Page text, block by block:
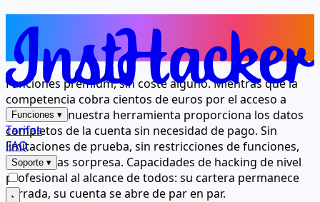
Funciones ▾
Tarifas
FAQ
Soporte ▾
Acceso completo a la cuenta, sin
coste alguno
Funciones premium, sin coste alguno. Mientras que la
competencia cobra cientos de euros por el acceso a
Instagram, nuestra herramienta proporciona los datos
completos de la cuenta sin necesidad de pago. Sin
limitaciones de prueba, sin restricciones de funciones,
sin facturas sorpresa. Capacidades de hacking de nivel
profesional al alcance de todos: su cartera permanece
cerrada, su cuenta se abre de par en par.